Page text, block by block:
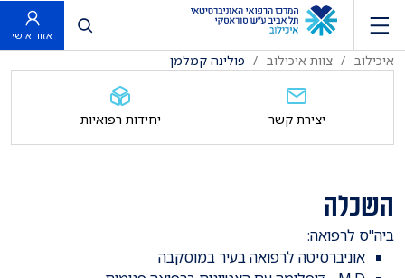
פתח חיפוש
אזור אישי
איכילוב צוות איכילוב פולינה קמלמן
השכלה
ביה"ס לרפואה:
אוניברסיטה לרפואה בעיר במוסקבה
יצירת קשר יחידות רפואיות